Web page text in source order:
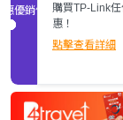
促銷優惠
購買TP-Link
惠！
點擊查看詳細